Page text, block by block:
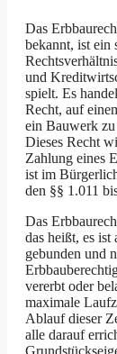
Das
bekannt, ist ein
und
spielt. Es
Recht, auf
ein Bauwerk
Dieses Recht
Zahlung eines
ist im
den §§ 1.011
Das
das heißt, es ist
gebunden und
vererbt oder
maximale
Ablauf dieser
alle darauf